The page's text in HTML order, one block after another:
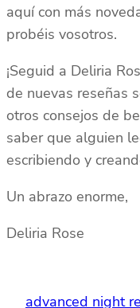
aquí con más
probéis vosotros.
¡Seguid a Deliria
de nuevas reseñas
otros consejos de
saber que alguien
escribiendo y
Un abrazo enorme,
Deliria Rose
advanced night